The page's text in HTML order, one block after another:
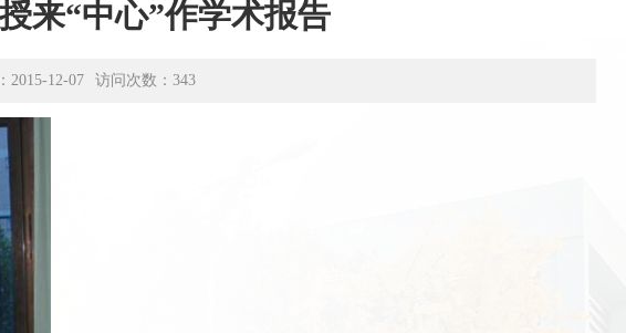
来“中心”作学术报告
2015-12-07 访问次数：343